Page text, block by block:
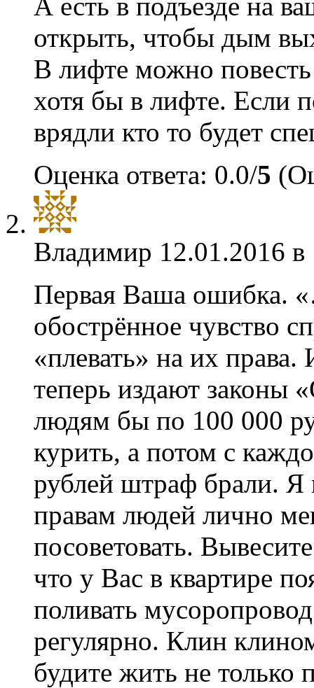
открыть, чтобы дым
В лифте можно
хотя бы в лифте. Если
врядли кто то будет
Оценка ответа: 0.0/5
Владимир 12.01.2016
Первая Ваша ошибка.
обострённое чувство
«плевать» на их права.
теперь издают законы
людям бы по 100 000
курить, а потом с
рублей штраф брали. Я
правам людей лично
посоветовать.
что у Вас в квартире
поливать
регулярно. Клин
будите жить не